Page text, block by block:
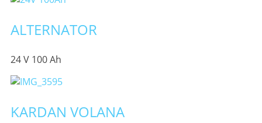
ALTERNATOR
24 V 100 Ah
KARDAN VOLANA